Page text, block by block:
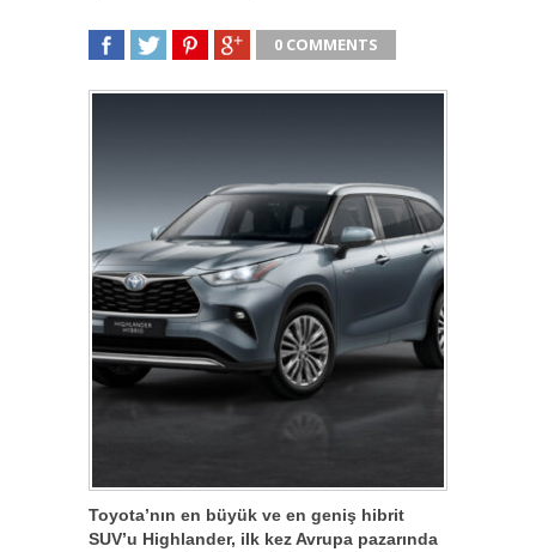
0 COMMENTS
Toyota’nın en büyük ve en geniş hibrit
SUV’u Highlander, ilk kez Avrupa pazarında